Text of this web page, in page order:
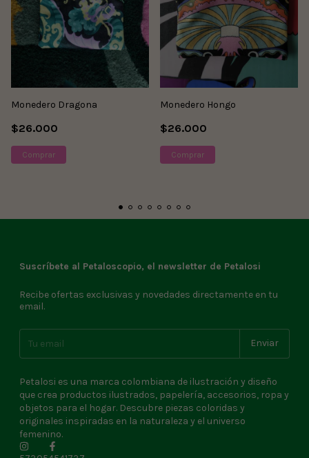
Monedero Dragona
$26.000
Monedero Hongo
$26.000
Suscríbete al Petaloscopio, el newsletter de Petalosi
Recibe ofertas exclusivas y novedades directamente en tu
email.
Petalosi es una marca colombiana de ilustración y diseño
que crea productos ilustrados, papelería, accesorios, ropa y
objetos para el hogar. Descubre piezas coloridas y
originales inspiradas en la naturaleza y el universo
femenino.